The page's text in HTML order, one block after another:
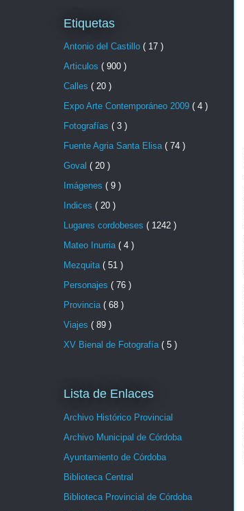
Etiquetas
Antonio del Castillo ( 17 )
Articulos ( 900 )
Calles ( 20 )
Expo Arte Contemporáneo 2009 ( 4 )
Fotografías ( 3 )
Fuente Agria Santa Elisa ( 74 )
Goval ( 20 )
Imágenes ( 9 )
Indices ( 20 )
Lugares cordobeses ( 1242 )
Mateo Inurria ( 4 )
Mezquita ( 51 )
Personajes ( 76 )
Provincia ( 68 )
Viajes ( 89 )
XV Bienal de Fotografía ( 5 )
Lista de Enlaces
Archivo Histórico Provincial
Archivo Municipal de Córdoba
Ayuntamiento de Córdoba
Biblioteca Central
Biblioteca Provincial de Córdoba